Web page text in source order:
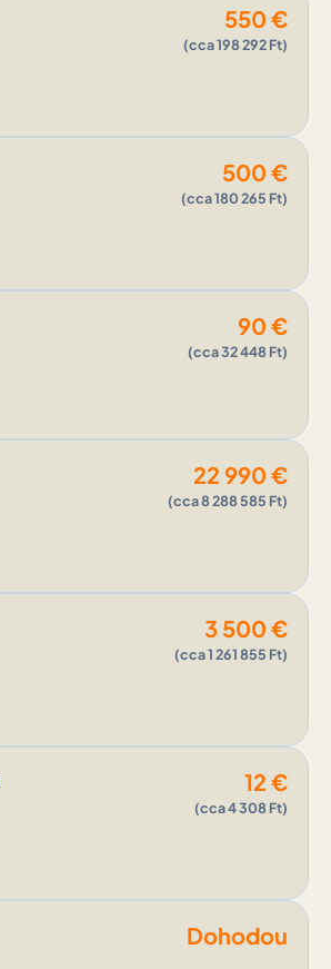
550 €
(cca 198 292 Ft)
500 €
(cca 180 265 Ft)
90 €
(cca 32 448 Ft)
22 990 €
(cca 8 288 585 Ft)
3 500 €
(cca 1 261 855 Ft)
12 €
(cca 4 308 Ft)
Dohodou